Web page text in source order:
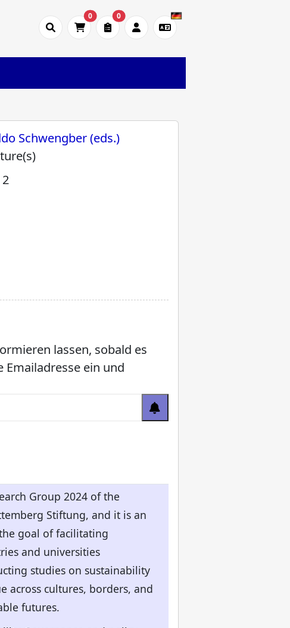
0 0
Schwengber (eds.)
lassen, sobald es
Emailadresse ein und
Group 2024 of the
Stiftung, and it is an
goal of facilitating
and universities
studies on sustainability
across cultures, borders, and
futures.